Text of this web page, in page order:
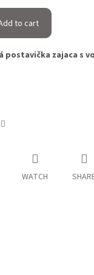
to cart
postavička zajaca s
WATCH